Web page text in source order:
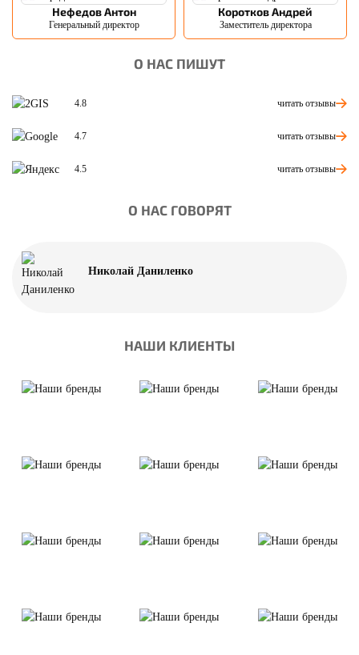
Нефедов Антон
Генеральный директор
Коротков Андрей
Заместитель директора
О НАС ПИШУТ
4.8 читать отзывы
4.7 читать отзывы
4.5 читать отзывы
О НАС ГОВОРЯТ
Николай Даниленко
НАШИ КЛИЕНТЫ